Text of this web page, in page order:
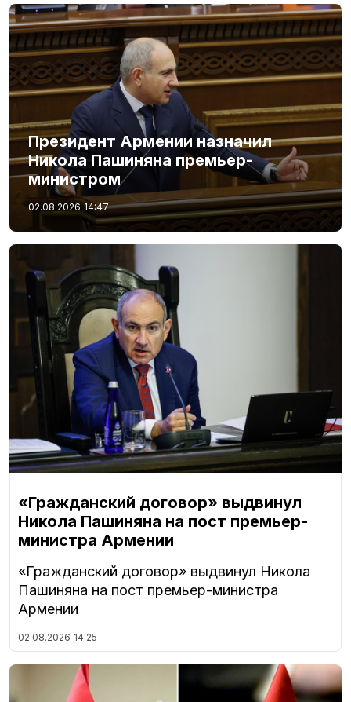
Президент Армении назначил
Никола Пашиняна премьер-
министром
02.08.2026 14:47
«Гражданский договор» выдвинул
Никола Пашиняна на пост премьер-
министра Армении
«Гражданский договор» выдвинул Никола
Пашиняна на пост премьер-министра
Армении
02.08.2026 14:25